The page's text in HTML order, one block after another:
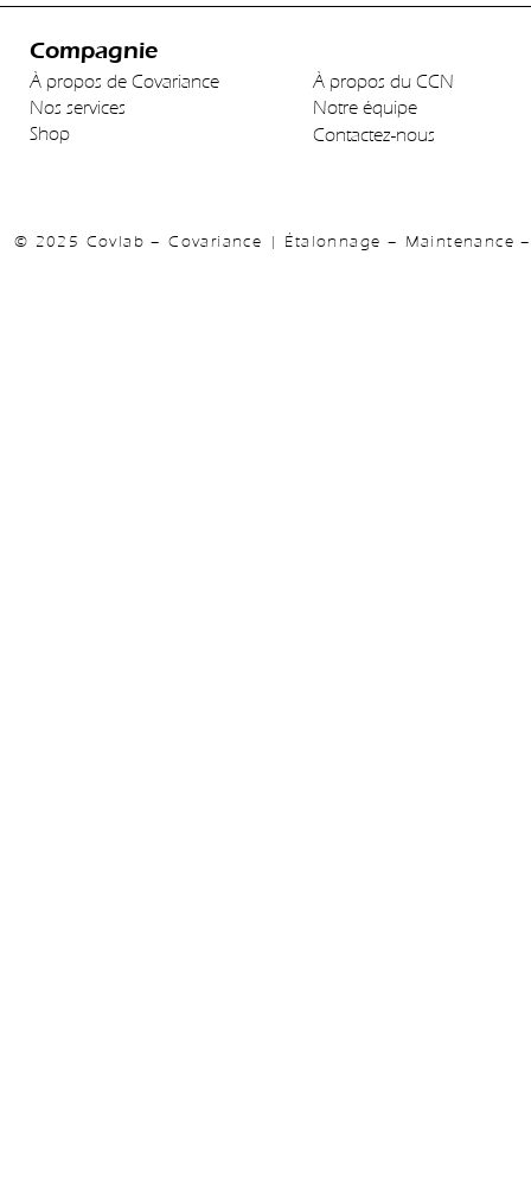
Compagnie
À propos de Covariance
Nos services
Shop
À propos du CCN
Notre équipe
Contactez-nous
© 2025 Covlab – Covariance | Étalonnage – Maintenance